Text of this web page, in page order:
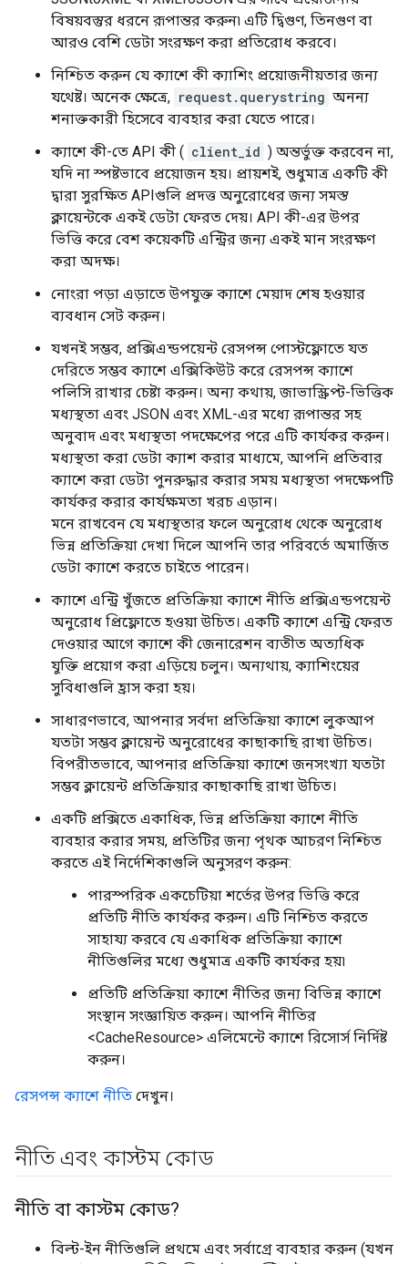
বিষয়বস্তুর ধরনে রূপান্তর করুন৷ এটি দ্বিগুণ, তিনগুণ বা
আরও বেশি ডেটা সংরক্ষণ করা প্রতিরোধ করবে।
নিশ্চিত করুন যে ক্যাশে কী ক্যাশিং প্রয়োজনীয়তার জন্য
যথেষ্ট। অনেক ক্ষেত্রে, request.querystring অনন্য
শনাক্তকারী হিসেবে ব্যবহার করা যেতে পারে।
ক্যাশে কী-তে API কী ( client_id ) অন্তর্ভুক্ত করবেন না,
যদি না স্পষ্টভাবে প্রয়োজন হয়। প্রায়শই, শুধুমাত্র একটি কী
দ্বারা সুরক্ষিত APIগুলি প্রদত্ত অনুরোধের জন্য সমস্ত
ক্লায়েন্টকে একই ডেটা ফেরত দেয়। API কী-এর উপর
ভিত্তি করে বেশ কয়েকটি এন্ট্রির জন্য একই মান সংরক্ষণ
করা অদক্ষ।
নোংরা পড়া এড়াতে উপযুক্ত ক্যাশে মেয়াদ শেষ হওয়ার
ব্যবধান সেট করুন।
যখনই সম্ভব, প্রক্সিএন্ডপয়েন্ট রেসপন্স পোস্টফ্লোতে যত
দেরিতে সম্ভব ক্যাশে এক্সিকিউট করে রেসপন্স ক্যাশে
পলিসি রাখার চেষ্টা করুন। অন্য কথায়, জাভাস্ক্রিপ্ট-ভিত্তিক
মধ্যস্থতা এবং JSON এবং XML-এর মধ্যে রূপান্তর সহ
অনুবাদ এবং মধ্যস্থতা পদক্ষেপের পরে এটি কার্যকর করুন।
মধ্যস্থতা করা ডেটা ক্যাশ করার মাধ্যমে, আপনি প্রতিবার
ক্যাশে করা ডেটা পুনরুদ্ধার করার সময় মধ্যস্থতা পদক্ষেপটি
কার্যকর করার কার্যক্ষমতা খরচ এড়ান।
মনে রাখবেন যে মধ্যস্থতার ফলে অনুরোধ থেকে অনুরোধ
ভিন্ন প্রতিক্রিয়া দেখা দিলে আপনি তার পরিবর্তে অমার্জিত
ডেটা ক্যাশে করতে চাইতে পারেন।
ক্যাশে এন্ট্রি খুঁজতে প্রতিক্রিয়া ক্যাশে নীতি প্রক্সিএন্ডপয়েন্ট
অনুরোধ প্রিফ্লোতে হওয়া উচিত। একটি ক্যাশে এন্ট্রি ফেরত
দেওয়ার আগে ক্যাশে কী জেনারেশন ব্যতীত অত্যধিক
যুক্তি প্রয়োগ করা এড়িয়ে চলুন। অন্যথায়, ক্যাশিংয়ের
সুবিধাগুলি হ্রাস করা হয়।
সাধারণভাবে, আপনার সর্বদা প্রতিক্রিয়া ক্যাশে লুকআপ
যতটা সম্ভব ক্লায়েন্ট অনুরোধের কাছাকাছি রাখা উচিত।
বিপরীতভাবে, আপনার প্রতিক্রিয়া ক্যাশে জনসংখ্যা যতটা
সম্ভব ক্লায়েন্ট প্রতিক্রিয়ার কাছাকাছি রাখা উচিত।
একটি প্রক্সিতে একাধিক, ভিন্ন প্রতিক্রিয়া ক্যাশে নীতি
ব্যবহার করার সময়, প্রতিটির জন্য পৃথক আচরণ নিশ্চিত
করতে এই নির্দেশিকাগুলি অনুসরণ করুন:
পারস্পরিক একচেটিয়া শর্তের উপর ভিত্তি করে
প্রতিটি নীতি কার্যকর করুন। এটি নিশ্চিত করতে
সাহায্য করবে যে একাধিক প্রতিক্রিয়া ক্যাশে
নীতিগুলির মধ্যে শুধুমাত্র একটি কার্যকর হয়৷
প্রতিটি প্রতিক্রিয়া ক্যাশে নীতির জন্য বিভিন্ন ক্যাশে
সংস্থান সংজ্ঞায়িত করুন। আপনি নীতির
<CacheResource> এলিমেন্টে ক্যাশে রিসোর্স নির্দিষ্ট
করুন।
রেসপন্স ক্যাশে নীতি দেখুন।
নীতি এবং কাস্টম কোড
নীতি বা কাস্টম কোড?
বিল্ট-ইন নীতিগুলি প্রথমে এবং সর্বাগ্রে ব্যবহার করুন (যখন